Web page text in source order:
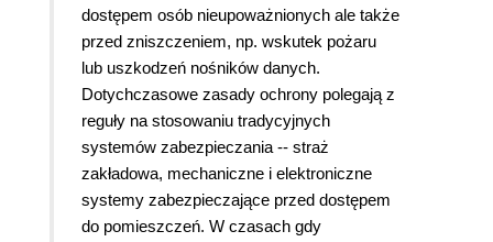
dostępem osób nieupoważnionych ale także
przed zniszczeniem, np. wskutek pożaru
lub uszkodzeń nośników danych.
Dotychczasowe zasady ochrony polegają z
reguły na stosowaniu tradycyjnych
systemów zabezpieczania -- straż
zakładowa, mechaniczne i elektroniczne
systemy zabezpieczające przed dostępem
do pomieszczeń. W czasach gdy